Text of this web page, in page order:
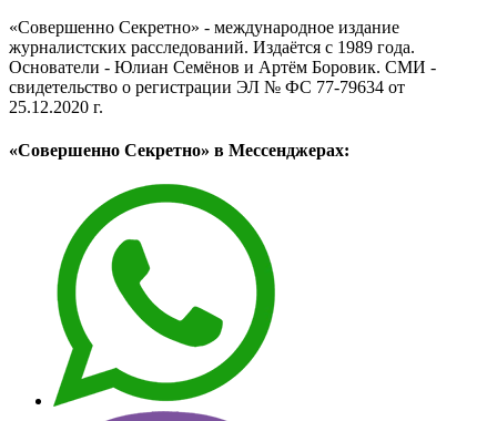
«Совершенно Секретно» - международное издание
журналистских расследований. Издаётся с 1989 года.
Основатели - Юлиан Семёнов и Артём Боровик. CМИ -
свидетельство о регистрации ЭЛ № ФС 77-79634 от
25.12.2020 г.
«Совершенно Секретно» в Мессенджерах: